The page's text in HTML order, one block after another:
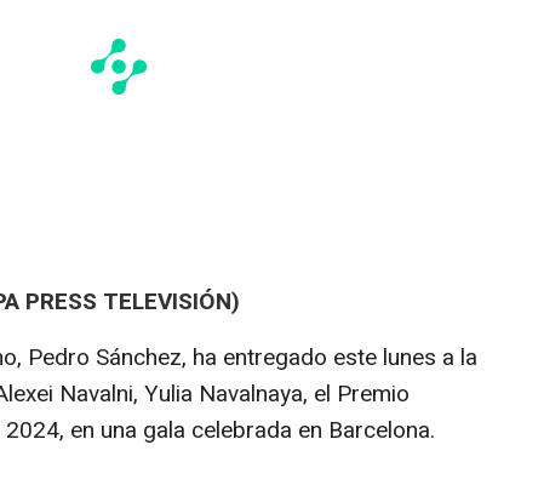
PRESS TELEVISIÓN)
Pedro Sánchez, ha entregado este lunes a la
Navalni, Yulia Navalnaya, el Premio
en una gala celebrada en Barcelona.